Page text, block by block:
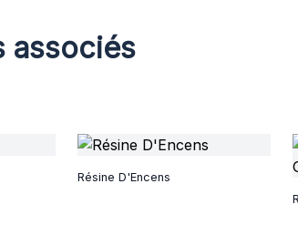
associés
Résine D'Encens